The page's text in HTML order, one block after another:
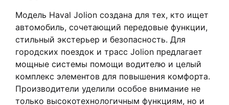
Модель Haval Jolion создана для тех, кто ищет
автомобиль, сочетающий передовые функции,
стильный экстерьер и безопасность. Для
городских поездок и трасс Jolion предлагает
мощные системы помощи водителю и целый
комплекс элементов для повышения комфорта.
Производители уделили особое внимание не
только высокотехнологичным функциям, но и